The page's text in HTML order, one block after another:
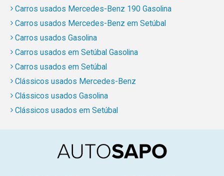
Carros usados Mercedes-Benz 190 Gasolina
Carros usados Mercedes-Benz em Setúbal
Carros usados Gasolina
Carros usados em Setúbal Gasolina
Carros usados em Setúbal
Clássicos usados Mercedes-Benz
Clássicos usados Gasolina
Clássicos usados em Setúbal